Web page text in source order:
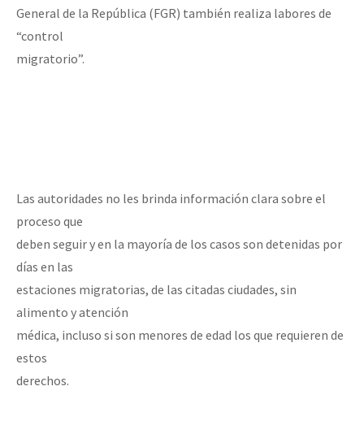
General de la República (FGR) también realiza labores de
“control
migratorio”.
Las autoridades no les brinda información clara sobre el
proceso que
deben seguir y en la mayoría de los casos son detenidas por
días en las
estaciones migratorias, de las citadas ciudades, sin
alimento y atención
médica, incluso si son menores de edad los que requieren de
estos
derechos.